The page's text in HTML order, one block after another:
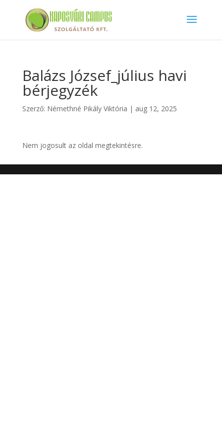
Balázs József_július havi
bérjegyzék
Szerző: Némethné Pikály Viktória | aug 12, 2025
Nem jogosult az oldal megtekintésre.